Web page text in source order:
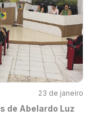
23 de janeiro
de Abelardo Luz